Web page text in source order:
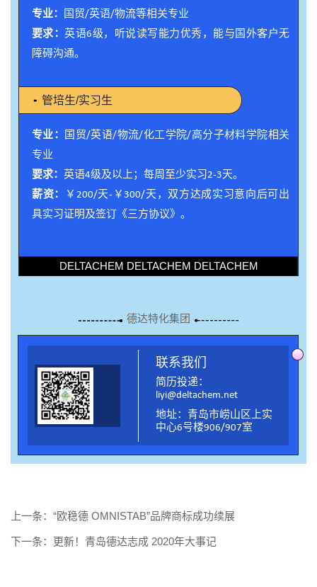
专业：
国贸/英语/物流等相关专业
要求：英语6级，听说读写能力优秀，能与国外客户无
障碍沟通。
管培生/实习生
专业：
国贸/英语/物流/化工学院/高分子材料学院相关
专业
要求： 英语4级及以上；每周至少实习2-3天。
薪资：
￥200/天-￥300/天，双方达成实习意向后可出
具实习证明及签订《三方协议》。
DELTACHEM DELTACHEM DELTACHEM
DELTACHEM
德达特化集团
联系我们
简历投递：
liyi@deltachem.net
地址：青岛市崂山区上实
中心6号楼906/907室
上一条：“欧稳德 OMNISTAB”品牌商标成功续展
下一条：更新！青岛德达志成 2020年大事记